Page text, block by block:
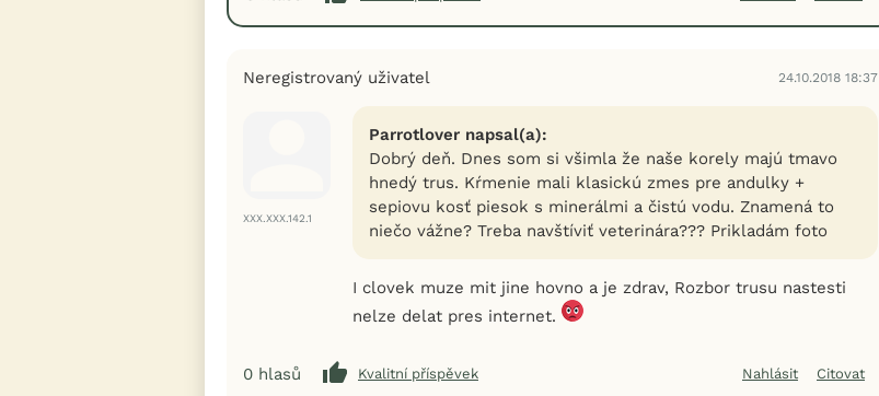
Neregistrovaný uživatel 24.10.2018 18:37
XXX.XXX.142.1
Parrotlover napsal(a):
Dobrý deň. Dnes som si všimla že naše korely majú tmavo
hnedý trus. Kŕmenie mali klasickú zmes pre andulky +
sepiovu kosť piesok s minerálmi a čistú vodu. Znamená to
niečo vážne? Treba navštíviť veterinára??? Prikladám foto
I clovek muze mit jine hovno a je zdrav, Rozbor trusu nastesti
nelze delat pres internet.
0 hlasů Kvalitní příspěvek Nahlásit Citovat